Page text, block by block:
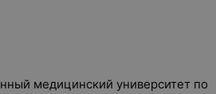
медицинский университет по